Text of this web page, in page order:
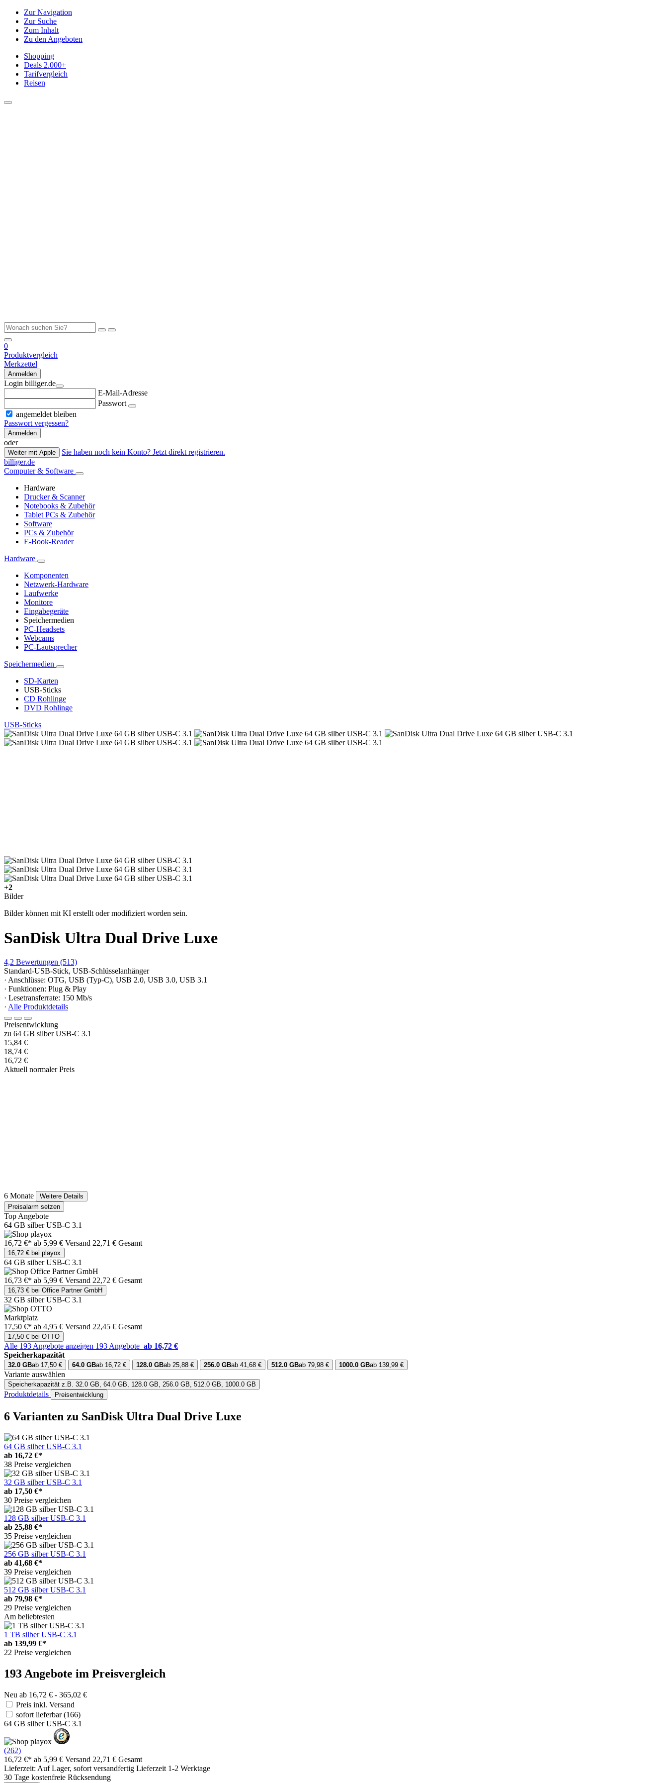
Zur Navigation
Zur Suche
Zum Inhalt
Zu den Angeboten
Shopping
Deals 2.000+
Tarifvergleich
Reisen
0
Produktvergleich
Merkzettel
Anmelden
Login billiger.de
E-Mail-Adresse
Passwort
angemeldet bleiben
Passwort vergessen?
Anmelden
oder
Weiter mit Apple
Sie haben noch kein Konto? Jetzt direkt registrieren.
billiger.de
Computer & Software
Hardware
Drucker & Scanner
Notebooks & Zubehör
Tablet PCs & Zubehör
Software
PCs & Zubehör
E-Book-Reader
Hardware
Komponenten
Netzwerk-Hardware
Laufwerke
Monitore
Eingabegeräte
Speichermedien
PC-Headsets
Webcams
PC-Lautsprecher
Speichermedien
SD-Karten
USB-Sticks
CD Rohlinge
DVD Rohlinge
USB-Sticks
+2
Bilder
Bilder können mit KI erstellt oder modifiziert worden sein.
SanDisk Ultra Dual Drive Luxe
4,2 Bewertungen (513)
Standard-USB-Stick, USB-Schlüsselanhänger
· Anschlüsse: OTG, USB (Typ-C), USB 2.0, USB 3.0, USB 3.1
· Funktionen: Plug & Play
· Lesetransferrate: 150 Mb/s
· Alle Produktdetails
Preisentwicklung
zu 64 GB silber USB-C 3.1
15,84 €
18,74 €
16,72 €
Aktuell normaler Preis
6 Monate
Weitere Details
Preisalarm setzen
Top Angebote
64 GB silber USB-C 3.1
16,72 €* ab 5,99 € Versand 22,71 € Gesamt
16,72 € bei playox
64 GB silber USB-C 3.1
16,73 €* ab 5,99 € Versand 22,72 € Gesamt
16,73 € bei Office Partner GmbH
32 GB silber USB-C 3.1
Marktplatz
17,50 €* ab 4,95 € Versand 22,45 € Gesamt
17,50 € bei OTTO
Alle 193 Angebote anzeigen 193 Angebote ab 16,72 €
Speicherkapazität
32.0 GBab 17,50 € 64.0 GBab 16,72 € 128.0 GBab 25,88 € 256.0 GBab 41,68 € 512.0 GBab 79,98 € 1000.0 GBab 139,99 €
Variante auswählen
Speicherkapazität z.B. 32.0 GB, 64.0 GB, 128.0 GB, 256.0 GB, 512.0 GB, 1000.0 GB
Produktdetails Preisentwicklung
6 Varianten zu SanDisk Ultra Dual Drive Luxe
64 GB silber USB-C 3.1
ab 16,72 €*
38 Preise vergleichen
32 GB silber USB-C 3.1
ab 17,50 €*
30 Preise vergleichen
128 GB silber USB-C 3.1
ab 25,88 €*
35 Preise vergleichen
256 GB silber USB-C 3.1
ab 41,68 €*
39 Preise vergleichen
512 GB silber USB-C 3.1
ab 79,98 €*
29 Preise vergleichen
Am beliebtesten
1 TB silber USB-C 3.1
ab 139,99 €*
22 Preise vergleichen
193 Angebote im Preisvergleich
Neu ab 16,72 € - 365,02 €
Preis inkl. Versand
sofort lieferbar(166)
64 GB silber USB-C 3.1
(262)
16,72 €* ab 5,99 € Versand 22,71 € Gesamt
Lieferzeit: Auf Lager, sofort versandfertig Lieferzeit 1-2 Werktage
30 Tage kostenfreie Rücksendung